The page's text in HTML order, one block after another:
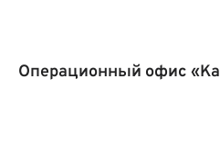
Операционный офис